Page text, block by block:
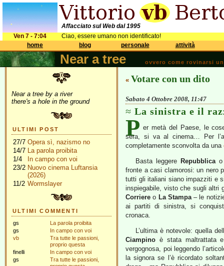
Affacciato sul Web dal 1995
Ven 7 - 7:04
Ciao, essere umano non identificato!
home
blog personale attività
Near a tree ovvero come rovinarsi
Near a tree by a river
there's a hole in the ground
ULTIMI POST
27/7 Opera sì, nazismo no
14/7 La parola proibita
1/4
In campo con voi
23/2 Nuovo cinema Luftansia
(2026)
11/2 Wormslayer
ULTIMI COMMENTI
gs
La parola proibita
gs
In campo con voi
vb
Tra tutte le passioni,
proprio questa
finelli
In campo con voi
gs
Tra tutte le passioni,
« Votare con un dito
Sabato 4 Ottobre 2008, 11:47
La sinistra e il
P er metà del Paese, le
sera, si va al cinema… Per
completamente sconvolta da una
Basta leggere Repubblicao
fronte a casi clamorosi: un nero
tutti gli italiani siano impazziti e
inspiegabile, visto che sugli altri
Corriere o La Stampa– le
ai partiti di sinistra, si
cronaca.
L’ultima è notevole: quella
Ciampino è stata maltrattata
vergognosa, poi leggendo
la signora se l’è ricordato